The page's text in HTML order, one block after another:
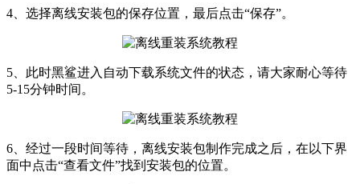
4、选择离线安装包的保存位置，最后点击“保存”。
5、此时黑鲨进入自动下载系统文件的状态，请大家耐心等待
5-15分钟时间。
6、经过一段时间等待，离线安装包制作完成之后，在以下界
面中点击“查看文件”找到安装包的位置。